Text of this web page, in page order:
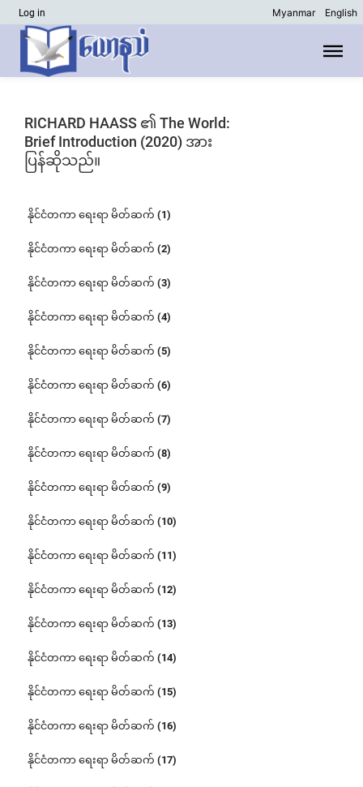
Log in Myanmar English
RICHARD HAASS ၏ The World:
Brief Introduction (2020) အား
ပြန်ဆိုသည်။
နိုင်ငံတကာ ရေးရာ မိတ်ဆက် (1)
နိုင်ငံတကာ ရေးရာ မိတ်ဆက် (2)
နိုင်ငံတကာ ရေးရာ မိတ်ဆက် (3)
နိုင်ငံတကာ ရေးရာ မိတ်ဆက် (4)
နိုင်ငံတကာ ရေးရာ မိတ်ဆက် (5)
နိုင်ငံတကာ ရေးရာ မိတ်ဆက် (6)
နိုင်ငံတကာ ရေးရာ မိတ်ဆက် (7)
နိုင်ငံတကာ ရေးရာ မိတ်ဆက် (8)
နိုင်ငံတကာ ရေးရာ မိတ်ဆက် (9)
နိုင်ငံတကာ ရေးရာ မိတ်ဆက် (10)
နိုင်ငံတကာ ရေးရာ မိတ်ဆက် (11)
နိုင်ငံတကာ ရေးရာ မိတ်ဆက် (12)
နိုင်ငံတကာ ရေးရာ မိတ်ဆက် (13)
နိုင်ငံတကာ ရေးရာ မိတ်ဆက် (14)
နိုင်ငံတကာ ရေးရာ မိတ်ဆက် (15)
နိုင်ငံတကာ ရေးရာ မိတ်ဆက် (16)
နိုင်ငံတကာ ရေးရာ မိတ်ဆက် (17)